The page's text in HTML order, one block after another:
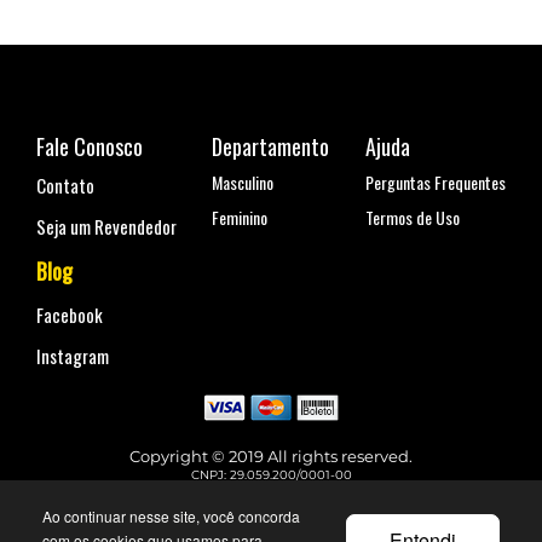
Ao continuar nesse site, você concorda
Fale Conosco
Contato
Seja um Revendedor
Blog
Facebook
Instagram
Departamento
Masculino
Feminino
Ajuda
Perguntas Frequentes
Termos de Uso
Copyright © 2019 All rights reserved.
CNPJ: 29.059.200/0001-00
Telefone para contato: (11) 99144-4129
faleconosco@urbane.com.br